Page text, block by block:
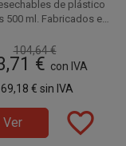
de plástico
500 ml. Fabricados en
llamados cuencos de
con esta capacidad de
son perfectos para
de comida, tapas,
unidades, distribuidas
paquetes de 25
104,64 €
€ con IVA
69,18 € sin IVA
Ver favorite_border